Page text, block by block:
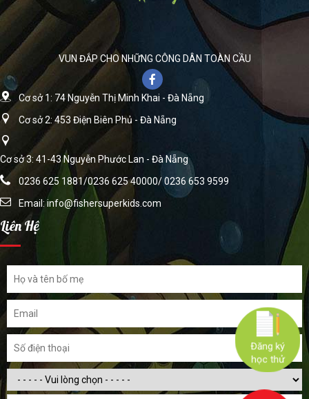
Đăng ký
học thử
VUN ĐẮP CHO NHỮNG CÔNG DÂN TOÀN CẦU
Cơ sở 1: 74 Nguyễn Thị Minh Khai - Đà Nẵng
Cơ sở 2: 453 Điện Biên Phủ - Đà Nẵng
Cơ sở 3: 41-43 Nguyễn Phước Lan - Đà Nẵng
0236 625 1881/0236 625 40000/ 0236 653 9599
Email:info@fishersuperkids.com
Liên Hệ